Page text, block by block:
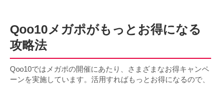
Qoo10メガポがもっとお得になる
攻略法
Qoo10ではメガポの開催にあたり、さまざまなお得キャンペ
ーンを実施しています。活用すればもっとお得になるので、